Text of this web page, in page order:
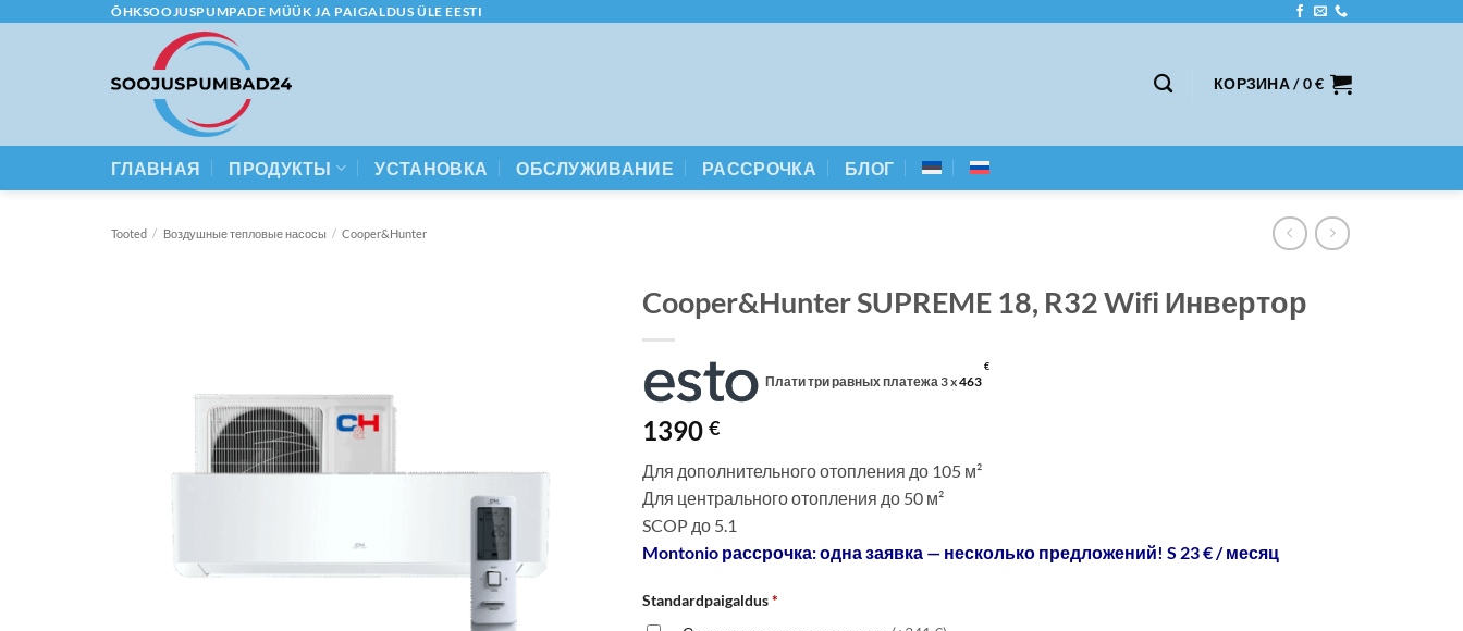
ÕHKSOOJUSPUMPADE MÜÜK JA PAIGALDUS ÜLE EESTI
КОРЗИНА /0€
ГЛАВНАЯ ПРОДУКТЫ УСТАНОВКА ОБСЛУЖИВАНИЕ РАССРОЧКА БЛОГ
Tooted / Воздушные тепловые насосы / Cooper&Hunter
Cooper&Hunter SUPREME 18, R32 Wifi Инвертор
Плати три равных платежа 3 x463
€
1390 €
Для дополнительного отопления до 105 м²
Для центрального отопления до 50 м²
SCOP до 5.1
Montonio рассрочка: одна заявка — несколько предложений! S 23 € / месяц
Standardpaigaldus *